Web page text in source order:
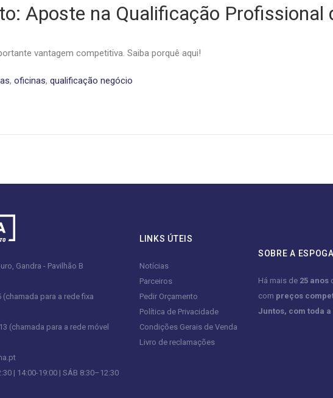
Aposte na Qualificação Profissional
vantagem competitiva. Saiba porquê aqui!
, oficinas, qualificação negócio
Gandra - Pavilhão B
(chamada para a rede fixa
(chamada para a rede móvel
| 14:00-19:00 | SÁB 8:30–12:30
LINKS ÚTEIS
Notícias
Parceiros
Pedir Orçamento
Política de Privacidade
Condições Gerais de Venda
Livro de reclamações
SOBRE A
Há mais de 25 anos
com preços
Juntos, com toda